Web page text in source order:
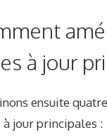
à jour
ensuite
à jour principales :